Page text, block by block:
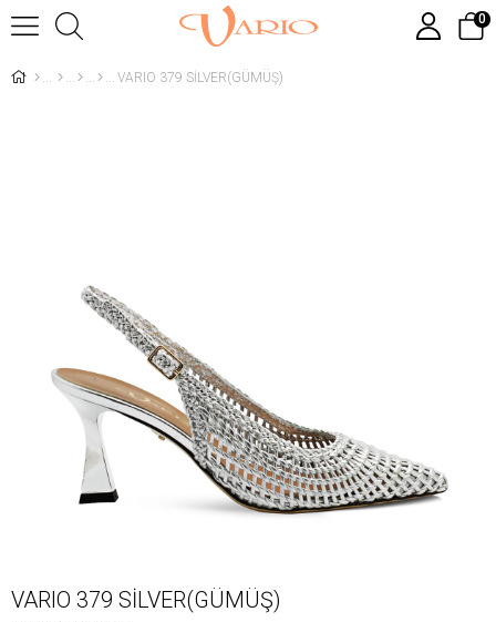
0
VARIO 379 SİLVER(GÜMÜŞ)
VARIO 379 SİLVER(GÜMÜŞ)